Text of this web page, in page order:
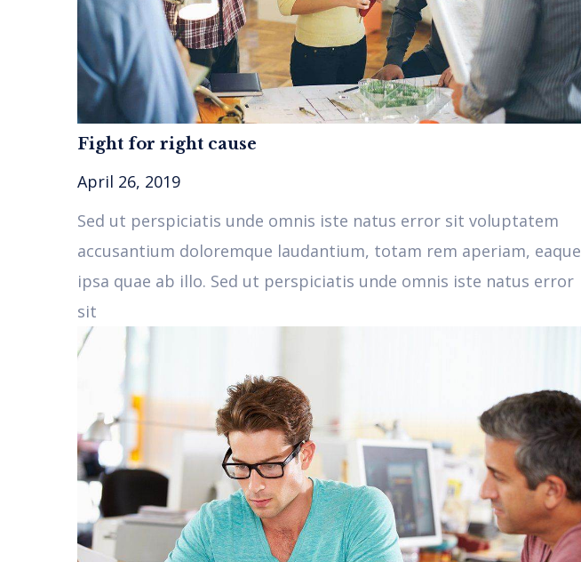
Fight for right cause
April 26, 2019
Sed ut perspiciatis unde omnis iste natus error sit voluptatem
accusantium doloremque laudantium, totam rem aperiam, eaque
ipsa quae ab illo. Sed ut perspiciatis unde omnis iste natus error
sit